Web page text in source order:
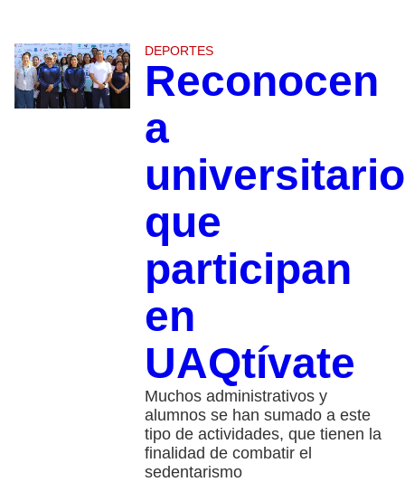
DEPORTES
Reconocen
a
que
participan
en
UAQtívate
Muchos administrativos y
alumnos se han sumado a este
tipo de actividades, que tienen la
finalidad de combatir el
sedentarismo